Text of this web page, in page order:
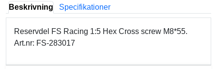
Beskrivning Specifikationer
Reservdel FS Racing 1:5 Hex Cross screw M8*55.
Art.nr: FS-283017